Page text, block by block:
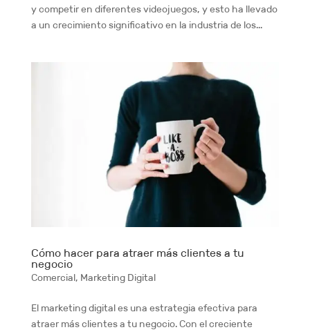
y competir en diferentes videojuegos, y esto ha llevado
a un crecimiento significativo en la industria de los...
Cómo hacer para atraer más clientes a tu
negocio
Comercial, Marketing Digital
El marketing digital es una estrategia efectiva para
atraer más clientes a tu negocio. Con el creciente